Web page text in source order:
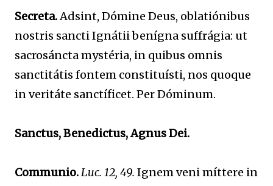
Secreta.Adsint, Dómine Deus, oblatiónibus
nostris sancti Ignátii benígna suffrágia: ut
sacrosáncta mystéria, in quibus omnis
sanctitátis fontem constituísti, nos quoque
in veritáte sanctíficet. Per Dóminum.
Sanctus, Benedictus, Agnus Dei.
Communio.Luc. 12, 49. Ignem veni míttere in